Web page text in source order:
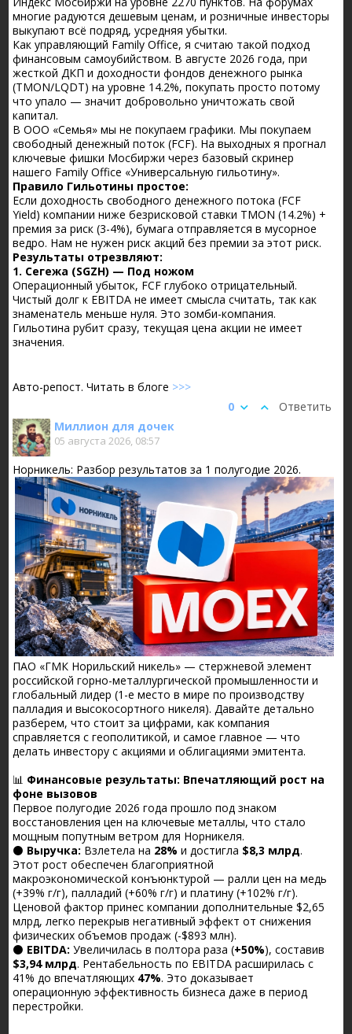
многие радуются дешевым ценам, и розничные инвесторы
выкупают всё подряд, усредняя убытки.
Как управляющий Family Office, я считаю такой подход
финансовым самоубийством. В августе 2026 года, при
жесткой ДКП и доходности фондов денежного рынка
(TMON/LQDT) на уровне 14.2%, покупать просто потому
что упало — значит добровольно уничтожать свой
капитал.
В ООО «Семья» мы не покупаем графики. Мы покупаем
свободный денежный поток (FCF). На выходных я прогнал
ключевые фишки Мосбиржи через базовый скринер
нашего Family Office «Универсальную гильотину».
Правило Гильотины простое:
Если доходность свободного денежного потока (FCF
Yield) компании ниже безрисковой ставки TMON (14.2%) +
премия за риск (3-4%), бумага отправляется в мусорное
ведро. Нам не нужен риск акций без премии за этот риск.
Результаты отрезвляют:
1. Сегежа (SGZH) — Под ножом
Операционный убыток, FCF глубоко отрицательный.
Чистый долг к EBITDA не имеет смысла считать, так как
знаменатель меньше нуля. Это зомби-компания.
Гильотина рубит сразу, текущая цена акции не имеет
значения.
Авто-репост. Читать в блоге >>>
Ответить
0
Миллион для дочек
05 августа 2026, 08:57
Норникель: Разбор результатов за 1 полугодие 2026.
ПАО «ГМК Норильский никель» — стержневой элемент
российской горно-металлургической промышленности и
глобальный лидер (1-е место в мире по производству
палладия и высокосортного никеля). Давайте детально
разберем, что стоит за цифрами, как компания
справляется с геополитикой, и самое главное — что
делать инвестору с акциями и облигациями эмитента.
📊 Финансовые результаты: Впечатляющий рост на
фоне вызовов
Первое полугодие 2026 года прошло под знаком
восстановления цен на ключевые металлы, что стало
мощным попутным ветром для Норникеля.
⚫️ Выручка: Взлетела на 28% и достигла $8,3 млрд.
Этот рост обеспечен благоприятной
макроэкономической конъюнктурой — ралли цен на медь
(+39% г/г), палладий (+60% г/г) и платину (+102% г/г).
Ценовой фактор принес компании дополнительные $2,65
млрд, легко перекрыв негативный эффект от снижения
физических объемов продаж (-$893 млн).
⚫️ EBITDA: Увеличилась в полтора раза (+50%), составив
$3,94 млрд. Рентабельность по EBITDA расширилась с
41% до впечатляющих 47%. Это доказывает
операционную эффективность бизнеса даже в период
перестройки.